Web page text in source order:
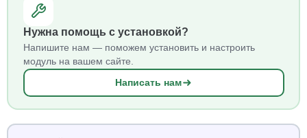
Нужна помощь с установкой?
Напишите нам — поможем установить и настроить
модуль на вашем сайте.
Написать нам